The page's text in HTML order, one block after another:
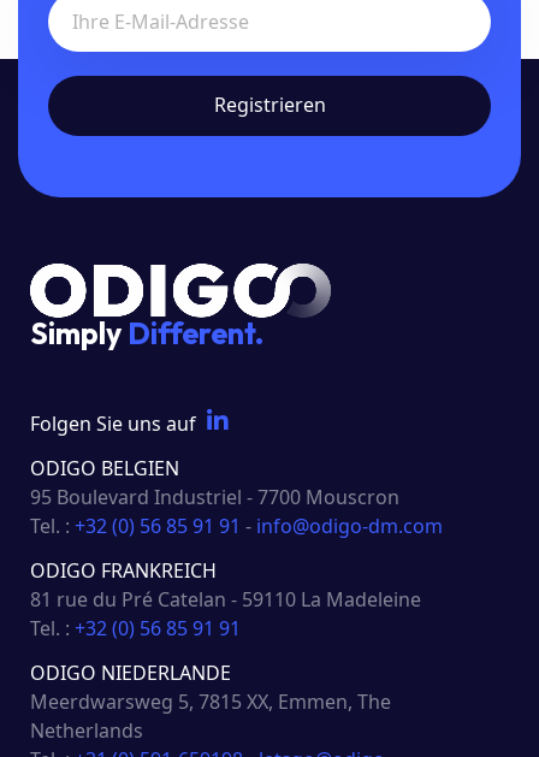
Simply Different.
Folgen Sie uns auf
ODIGO BELGIEN
95 Boulevard Industriel - 7700 Mouscron
Tel. : +32 (0) 56 85 91 91 - info@odigo-dm.com
ODIGO FRANKREICH
81 rue du Pré Catelan - 59110 La Madeleine
Tel. : +32 (0) 56 85 91 91
ODIGO NIEDERLANDE
Meerdwarsweg 5, 7815 XX, Emmen, The
Netherlands